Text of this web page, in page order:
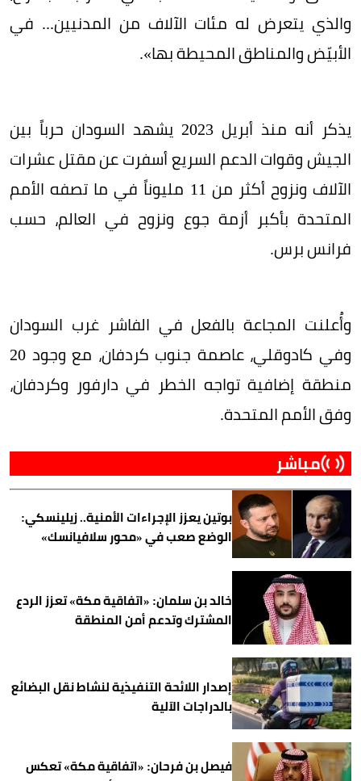
والذي يتعرض له مئات الآلاف من المدنيين... في
الأبيّض والمناطق المحيطة بها».
يذكر أنه منذ أبريل 2023 يشهد السودان حرباً بين
الجيش وقوات الدعم السريع أسفرت عن مقتل عشرات
الآلاف ونزوح أكثر من 11 مليوناً في ما تصفه الأمم
المتحدة بأكبر أزمة جوع ونزوح في العالم، حسب
فرانس برس.
وأُعلنت المجاعة بالفعل في الفاشر غرب السودان
وفي كادوقلي، عاصمة جنوب كردفان، مع وجود 20
منطقة إضافية تواجه الخطر في دارفور وكردفان،
وفق الأمم المتحدة.
مباشر
بوتين يعزز الإجراءات الأمنية.. زيلينسكي:
الوضع صعب في «محور سلافيانسك»
خالد بن سلمان: «اتفاقية مكة» تعزز الردع
المشترك وتدعم أمن المنطقة
إصدار اللائحة التنفيذية لنشاط نقل البضائع
بالدراجات الآلية
فيصل بن فرحان: «اتفاقية مكة» تعكس